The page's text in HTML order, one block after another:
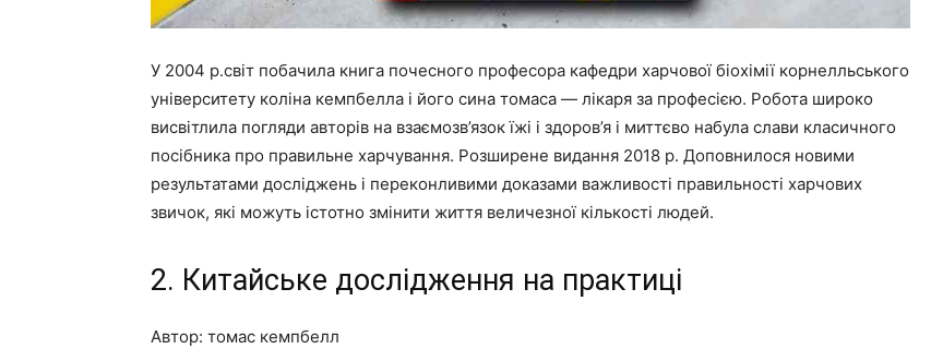
У 2004 р.світ побачила книга почесного професора кафедри харчової біохімії корнелльського
університету коліна кемпбелла і його сина томаса — лікаря за професією. Робота широко
висвітлила погляди авторів на взаємозв’язок їжі і здоров’я і миттєво набула слави класичного
посібника про правильне харчування. Розширене видання 2018 р. Доповнилося новими
результатами досліджень і переконливими доказами важливості правильності харчових
звичок, які можуть істотно змінити життя величезної кількості людей.
2. Китайське дослідження на практиці
Автор: томас кемпбелл